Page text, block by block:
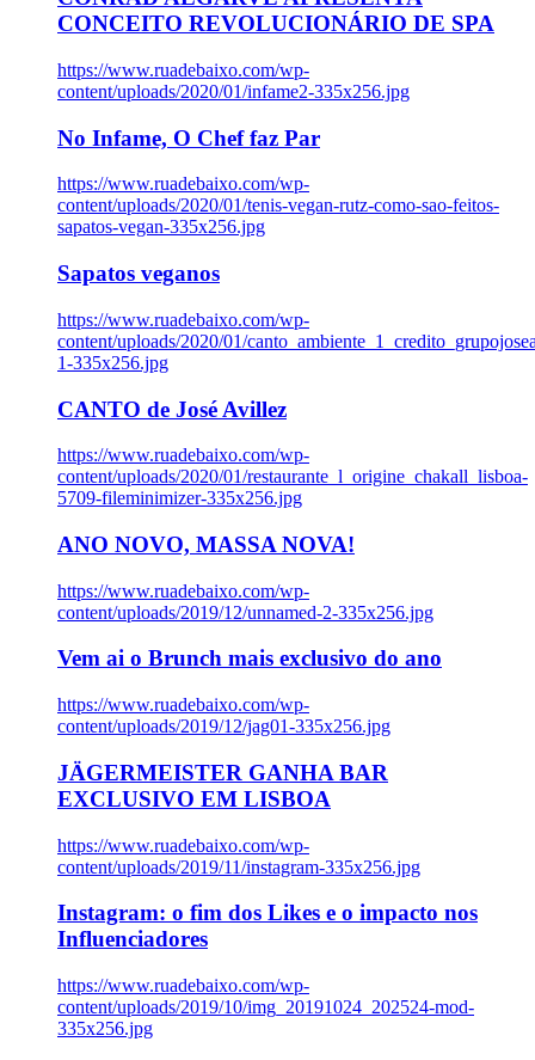
CONCEITO REVOLUCIONÁRIO DE SPA
https://www.ruadebaixo.com/wp-
content/uploads/2020/01/infame2-335x256.jpg
No Infame, O Chef faz Par
https://www.ruadebaixo.com/wp-
content/uploads/2020/01/tenis-vegan-rutz-como-sao-feitos-
sapatos-vegan-335x256.jpg
Sapatos veganos
https://www.ruadebaixo.com/wp-
content/uploads/2020/01/
1-335x256.jpg
CANTO de José Avillez
https://www.ruadebaixo.com/wp-
content/uploads/2020/01/restaurante_l_origine_chakall_lisboa-
5709-fileminimizer-335x256.jpg
ANO NOVO, MASSA NOVA!
https://www.ruadebaixo.com/wp-
content/uploads/2019/12/unnamed-2-335x256.jpg
Vem ai o Brunch mais exclusivo do ano
https://www.ruadebaixo.com/wp-
content/uploads/2019/12/jag01-335x256.jpg
JÄGERMEISTER GANHA BAR
EXCLUSIVO EM LISBOA
https://www.ruadebaixo.com/wp-
content/uploads/2019/11/instagram-335x256.jpg
Instagram: o fim dos Likes e o impacto nos
Influenciadores
https://www.ruadebaixo.com/wp-
content/uploads/2019/10/img_20191024_202524-mod-
335x256.jpg